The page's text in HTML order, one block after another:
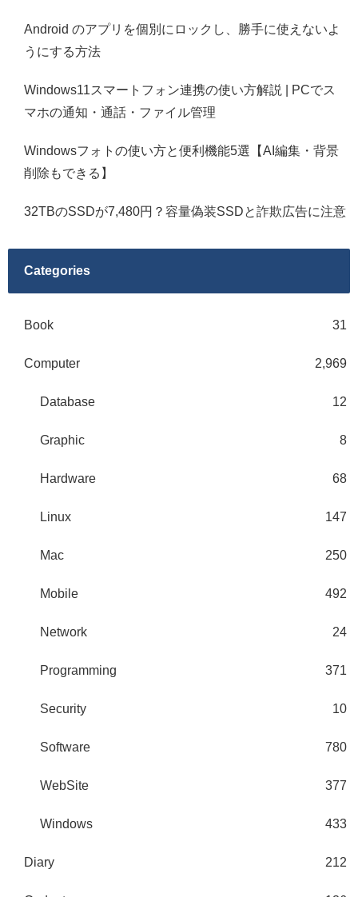
Android のアプリを個別にロックし、勝手に使えないよ
うにする方法
Windows11スマートフォン連携の使い方解説 | PCでス
マホの通知・通話・ファイル管理
Windowsフォトの使い方と便利機能5選【AI編集・背景
削除もできる】
32TBのSSDが7,480円？容量偽装SSDと詐欺広告に注意
Categories
Book 31
Computer 2,969
Database 12
Graphic 8
Hardware 68
Linux 147
Mac 250
Mobile 492
Network 24
Programming 371
Security 10
Software 780
WebSite 377
Windows 433
Diary 212